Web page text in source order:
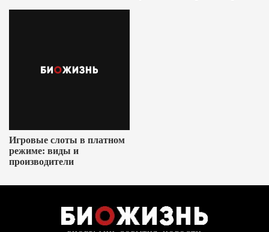
Игровые слоты в платном
режиме: виды и
производители